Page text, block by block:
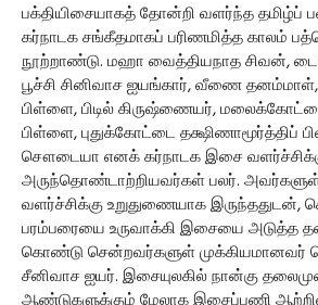
பக்தியிசையாகத் தோன்றி வளர்ந்த
கர்நாடக சங்கீதமாகப் பரிணமித்த காலம்
நூற்றாண்டு. மஹா வைத்தியநாத சிவன்,
பூச்சி சினிவாச ஐயங்கார், வீணை தனம்மாள்,
பிள்ளை, பிடில் கிருஷ்ணையர்,
பிள்ளை, புதுக்கோட்டை தக்ஷிணாமூர்த்திப்
சௌடையா எனக் கர்நாடக இசை
அருந்தொண்டாற்றியவர்கள் பலர்.
வளர்ச்சிக்கு உறுதுணையாக இருந்ததுடன்,
பரம்பரையை உருவாக்கி இசையை அடுத்த
கொண்டு சென்றவர்களுள் முக்கியமானவர்
சீனிவாச ஐயர். இசையுலகில் நான்கு